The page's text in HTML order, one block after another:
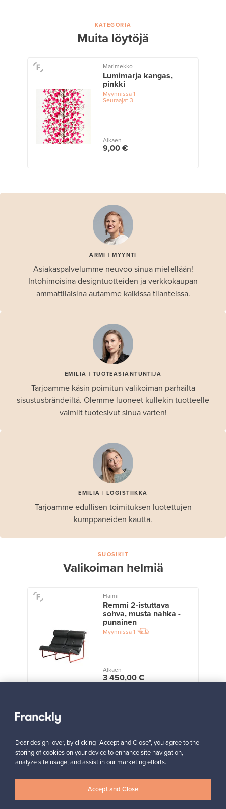
KATEGORIA
Muita löytöjä
Marimekko
Lumimarja kangas,
pinkki
Myynnissä1
Seuraajat 3
Alkaen
9,00 €
ARMI | MYYNTI
Asiakaspalvelumme neuvoo sinua mielellään!
Intohimoisina designtuotteiden ja verkkokaupan
ammattilaisina autamme kaikissa tilanteissa.
EMILIA | TUOTEASIANTUNTIJA
Tarjoamme käsin poimitun valikoiman parhailta
sisustusbrändeiltä. Olemme luoneet kullekin tuotteelle
valmiit tuotesivut sinua varten!
EMILIA | LOGISTIIKKA
Tarjoamme edullisen toimituksen luotettujen
kumppaneiden kautta.
SUOSIKIT
Valikoiman helmiä
Haimi
Remmi 2-istuttava
sohva, musta nahka -
punainen
Myynnissä1
Alkaen
3 450,00 €
Haluatko inspiroitua designista?
Dear design lover, by clicking “Accept and Close”, you agree to the
storing of cookies on your device to enhance site navigation,
analyze site usage, and assist in our marketing efforts.
Accept and Close